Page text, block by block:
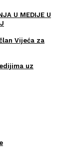
U MEDIJE U
Vijeća za
uz